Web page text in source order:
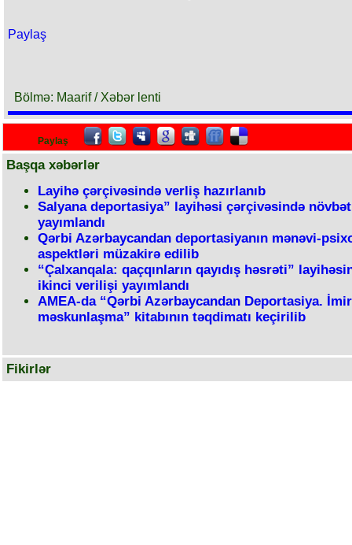
Paylaş
Bölmə: Maarif / Xəbər lenti
Paylaş
Başqa xəbərlər
Layihə çərçivəsində verliş hazırlanıb
Salyana deportasiya” layihəsi çərçivəsində
yayımlandı
Qərbi Azərbaycandan deportasiyanın mənəvi-
aspektləri müzakirə edilib
“Çalxanqala: qaçqınların qayıdış həsrəti”
ikinci verilişi yayımlandı
AMEA-da “Qərbi Azərbaycandan Deportasiya.
məskunlaşma” kitabının təqdimatı keçirilib
Fikirlər